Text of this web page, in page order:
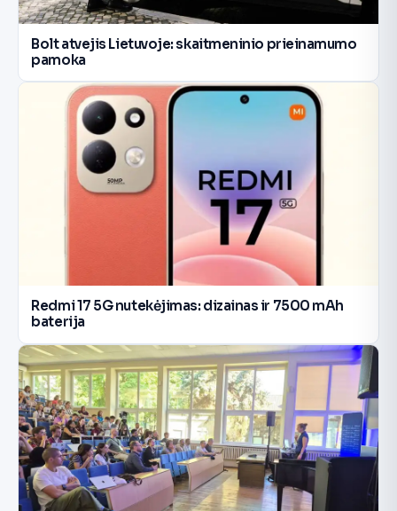
Bolt atvejis Lietuvoje: skaitmeninio prieinamumo
pamoka
Redmi 17 5G nutekėjimas: dizainas ir 7500 mAh
baterija